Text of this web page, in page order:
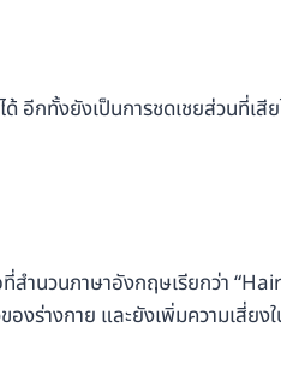
กทั้งยังเป็นการชดเชยส่วนที่เสี
สำนวนภาษาอังกฤษเรียกว่า
างกาย และยังเพิ่มความเสี่ยงใ